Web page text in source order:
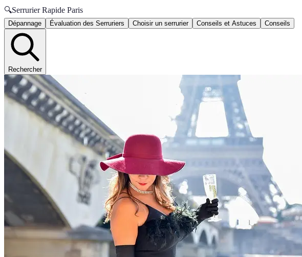
🔍Serrurier Rapide Paris
Dépannage Évaluation des Serruriers Choisir un serrurier Conseils et Astuces Conseils
Rechercher